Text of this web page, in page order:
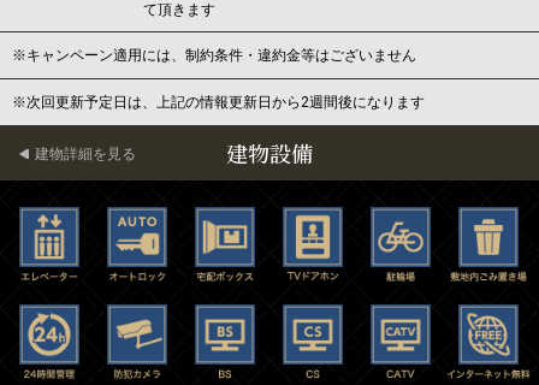
て頂きます
※キャンペーン適用には、制約条件・違約金等はございません
※次回更新予定日は、上記の情報更新日から2週間後になります
建物設備
建物詳細を見る